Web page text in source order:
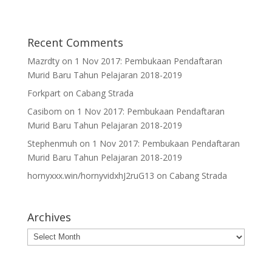
Recent Comments
Mazrdtyon 1 Nov 2017: Pembukaan Pendaftaran
Murid Baru Tahun Pelajaran 2018-2019
Forkparton Cabang Strada
Casibom on 1 Nov 2017: Pembukaan Pendaftaran
Murid Baru Tahun Pelajaran 2018-2019
Stephenmuh on 1 Nov 2017: Pembukaan Pendaftaran
Murid Baru Tahun Pelajaran 2018-2019
hornyxxx.win/hornyvidxhJ2ruG13 on Cabang Strada
Archives
Archives